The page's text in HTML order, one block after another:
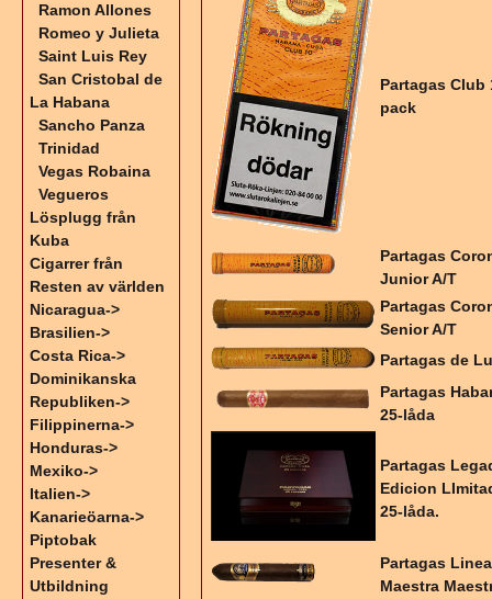
Partagas Club
pack
Partagas
Junior A/T
Partagas
Senior A/T
Partagas de
Partagas
25-låda
Partagas
Edicion
25-låda.
Partagas Linea
Maestra
Ramon Allones
Romeo y Julieta
Saint Luis Rey
San Cristobal de
La Habana
Sancho Panza
Trinidad
Vegas Robaina
Vegueros
Lösplugg från
Kuba
Cigarrer från
Resten av världen
Nicaragua->
Brasilien->
Costa Rica->
Dominikanska
Republiken->
Filippinerna->
Honduras->
Mexiko->
Italien->
Kanarieöarna->
Piptobak
Presenter &
Utbildning